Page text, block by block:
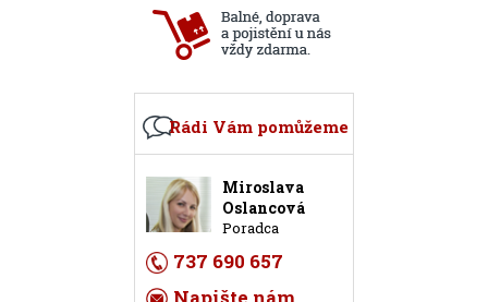
Rádi Vám pomůžeme
Miroslava
Oslancová
Poradca
737 690 657